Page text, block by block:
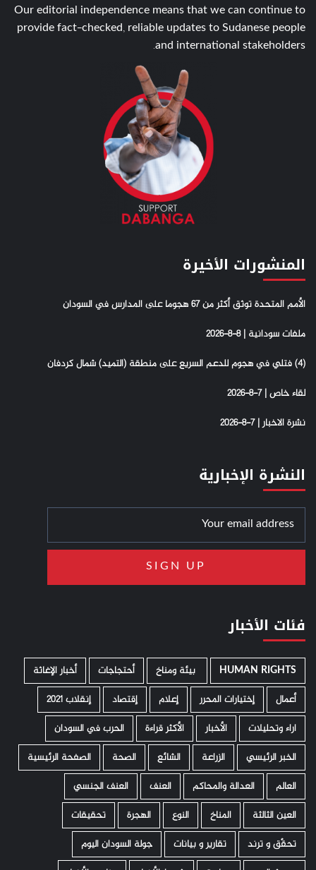
Our editorial independence means that we can continue to
provide fact-checked, reliable updates to Sudanese people
and international stakeholders.
المنشورات الأخيرة
الأمم المتحدة توثق أكثر من 67 هجوما على المدارس في السودان
ملفات سودانية | 8-8-2026
(4) فتلي في هجوم للدعم السريع على منطقة (التميد) شمال كردفان
لقاء خاص | 7-8-2026
نشرة الاخبار | 7-8-2026
النشرة الإخبارية
فئات الأخبار
HUMAN RIGHTS ­ بيئة ومناخ أحتجاجات
أخبار الإغاثة
أعمال
إختيارات المحرر إعلام إقتصاد
إنقلاب 2021
اراء وتحليلات
الأخبار الأكثر قراءة
الحرب في السودان
الخبر الرئيسي
الزراعة الشائع الصحة
الصفحة الرئيسية
العالم
العدالة والمحاكم العنف
العنف الجنسي
العين الثالثة
المناخ النوع الهجرة
تحقيقات
تحقّق و ترند
تقارير و بيانات
جولة السودان اليوم